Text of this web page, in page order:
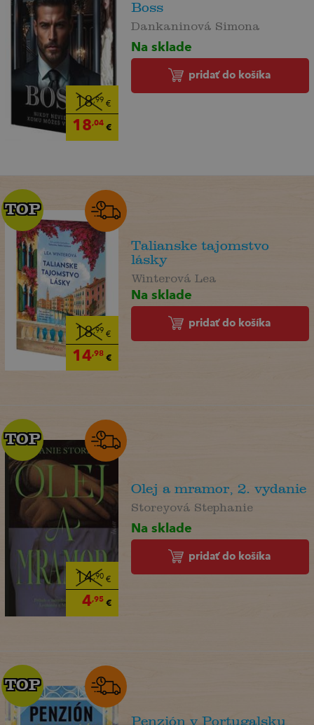
18,99 €
18,04€
Boss
Dankaninová Simona
Na sklade
pridať do košíka
18,99 €
14,98€
TOP
TOP
Talianske tajomstvo
lásky
Winterová Lea
Na sklade
pridať do košíka
14,90€
4,95€
TOP
TOP
Olej a mramor, 2. vydanie
Storeyová Stephanie
Na sklade
pridať do košíka
TOP
TOP
Penzión v Portugalsku